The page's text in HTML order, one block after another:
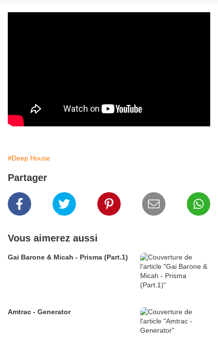
#Deep House
Partager
Vous aimerez aussi
Gai Barone & Micah - Prisma (Part.1)
Amtrac - Generator